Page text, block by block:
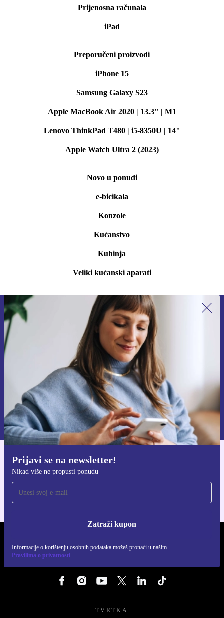
Prijenosna računala
iPad
Preporučeni proizvodi
iPhone 15
Samsung Galaxy S23
Apple MacBook Air 2020 | 13.3" | M1
Lenovo ThinkPad T480 | i5-8350U | 14"
Apple Watch Ultra 2 (2023)
Novo u ponudi
e-bicikala
Konzole
Kućanstvo
Kuhinja
Veliki kućanski aparati
Prijavi se na newsletter!
Nikad više ne propusti ponudu
Zatraži kupon
Informacije o korištenju osobnih podataka možeš pronaći u našim
Pravilima o privatnosti
Prijavi se na newsletter!
Nikad više ne propusti ponudu.
Zatraži kupon
Informacije o korištenju osobnih podataka možeš pronaći u našim
Pravilima privatnosti.
Preuzmi refurbed aplikaciju
Za iOS i Android
TVRTKA